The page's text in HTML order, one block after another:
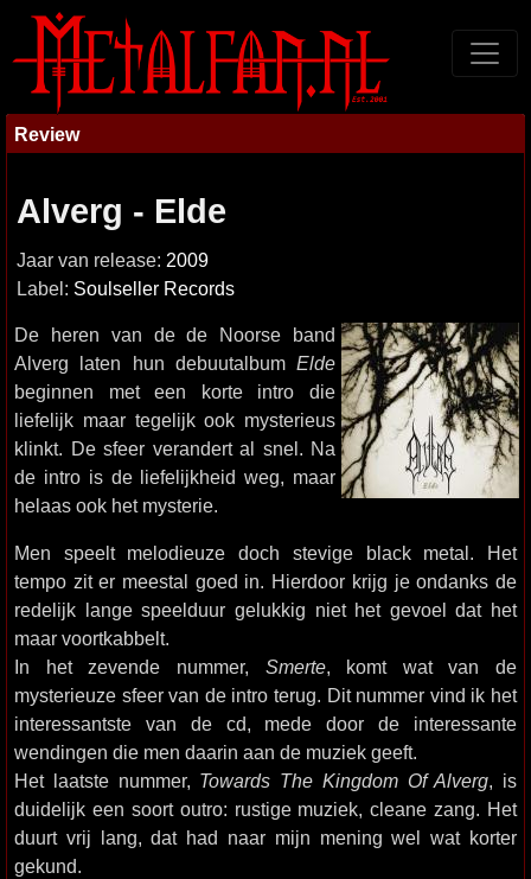
Review
Alverg - Elde
Jaar van release: 2009
Label: Soulseller Records
De heren van de de Noorse band
Alverg laten hun debuutalbum Elde
beginnen met een korte intro die
liefelijk maar tegelijk ook mysterieus
klinkt. De sfeer verandert al snel. Na
de intro is de liefelijkheid weg, maar
helaas ook het mysterie.
Men speelt melodieuze doch stevige black metal. Het
tempo zit er meestal goed in. Hierdoor krijg je ondanks de
redelijk lange speelduur gelukkig niet het gevoel dat het
maar voortkabbelt.
In het zevende nummer, Smerte, komt wat van de
mysterieuze sfeer van de intro terug. Dit nummer vind ik het
interessantste van de cd, mede door de interessante
wendingen die men daarin aan de muziek geeft.
Het laatste nummer, Towards The Kingdom Of Alverg, is
duidelijk een soort outro: rustige muziek, cleane zang. Het
duurt vrij lang, dat had naar mijn mening wel wat korter
gekund.